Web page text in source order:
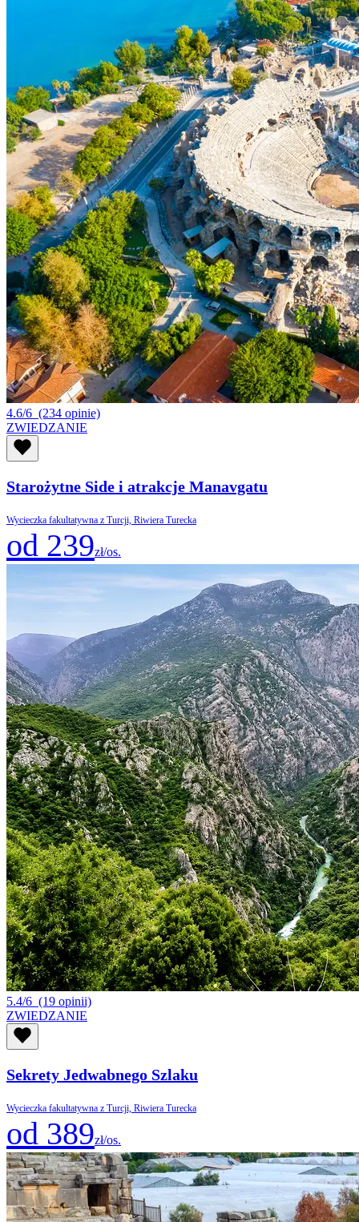
4.6/6 (234 opinie)
ZWIEDZANIE
Starożytne Side i atrakcje Manavgatu
Wycieczka fakultatywna z Turcji, Riwiera Turecka
od 239zł/os.
5.4/6 (19 opinii)
ZWIEDZANIE
Sekrety Jedwabnego Szlaku
Wycieczka fakultatywna z Turcji, Riwiera Turecka
od 389zł/os.